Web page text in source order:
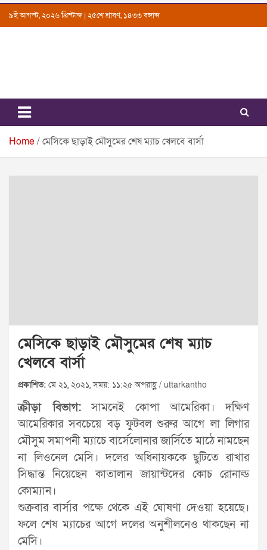
Skip৯ই আগস্ট, ২০২৬ খ্রিস্টাব্দ | ২৫শে শ্রাবণ, ১৪৩৩ বঙ্গাব্দ
Uttarkantho
News Portal
Home মেসিকে ছাড়াই মৌসুমের শেষ ম্যাচ খেলবে বার্সা
মেসিকে ছাড়াই মৌসুমের শেষ ম্যাচ
খেলবে বার্সা
প্রকাশিত: মে ২১, ২০২১, সময়: ১১:২৫ অপরাহ্ণ / uttarkantho
ক্রীড়া বিভাগ:সামনেই কোপা আমেরিকা। দক্ষিণ
আমেরিকার সবচেয়ে বড় ফুটবল শুরুর আগে লা লিগার
মৌসুম সমাপনী ম্যাচে বার্সেলোনার জার্সিতে মাঠে নামছেন
না লিওনেল মেসি। দলের অধিনায়ককে ছুটিতে রাখার
সিদ্ধান্ত নিয়েছেন কাতালান জায়ান্টদের কোচ রোনাল্ড
কোম্যান।
শুক্রবার বার্সার পক্ষে থেকে এই ঘোষণা দেওয়া হয়েছে।
ফলে শেষ ম্যাচের আগে দলের অনুশীলনেও থাকছেন না
মেসি।